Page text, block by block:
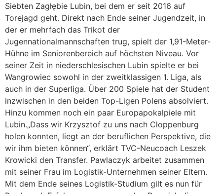
Siebten Zagłębie Lubin, bei dem er seit 2016 auf
Torejagd geht. Direkt nach Ende seiner Jugendzeit, in
der er mehrfach das Trikot der
Jugennationalmannschaften trug, spielt der 1,91-Meter-
Hühne im Seniorenbereich auf höchsten Niveau. Vor
seiner Zeit in niederschlesischen Lubin spielte er bei
Wangrowiec sowohl in der zweitklassigen 1. Liga, als
auch in der Superliga. Über 200 Spiele hat der Student
inzwischen in den beiden Top-Ligen Polens absolviert.
Hinzu kommen noch ein paar Europapokalpiele mit
Lubin.„Dass wir Krzysztof zu uns nach Cloppenburg
holen konnten, liegt an der beruflichen Perspektive, die
wir ihm bieten können“, erklärt TVC-Neucoach Leszek
Krowicki den Transfer. Pawlaczyk arbeitet zusammen
mit seiner Frau im Logistik-Unternehmen seiner Eltern.
Mit dem Ende seines Logistik-Studium gilt es nun für